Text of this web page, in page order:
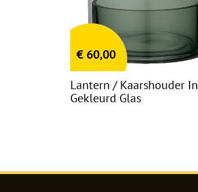
€ 60,00
Lantern / Kaarshouder In
Gekleurd Glas